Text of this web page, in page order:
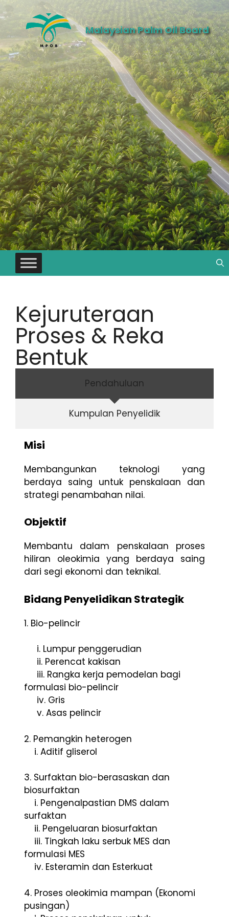
Malaysian Palm Oil Board
Kejuruteraan
Proses & Reka
Bentuk
Pendahuluan
Kumpulan Penyelidik
Misi
Membangunkan teknologi yang
berdaya saing untuk penskalaan dan
strategi penambahan nilai.
Objektif
Membantu dalam penskalaan proses
hiliran oleokimia yang berdaya saing
dari segi ekonomi dan teknikal.
Bidang Penyelidikan Strategik
1. Bio-pelincir
i. Lumpur penggerudian
ii. Perencat kakisan
iii. Rangka kerja pemodelan bagi
formulasi bio-pelincir
iv. Gris
v. Asas pelincir
2. Pemangkin heterogen
i. Aditif gliserol
3. Surfaktan bio-berasaskan dan
biosurfaktan
i. Pengenalpastian DMS dalam
surfaktan
ii. Pengeluaran biosurfaktan
iii. Tingkah laku serbuk MES dan
formulasi MES
iv. Esteramin dan Esterkuat
4. Proses oleokimia mampan (Ekonomi
pusingan)